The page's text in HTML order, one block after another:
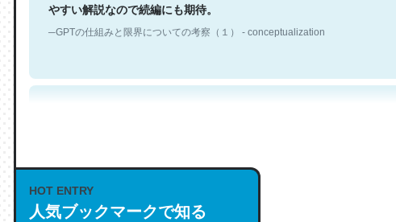
─GPTの仕組みと限界についての考察（１） - conceptualization
HOT ENTRY
人気ブックマークで知る